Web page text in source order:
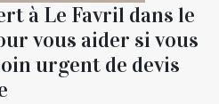
à Le Favril dans le
vous aider si vous
urgent de devis